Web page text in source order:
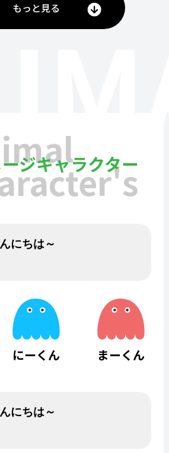
もっと見る
ジキャラクター
にちは～
にーくん まーくん
にちは～